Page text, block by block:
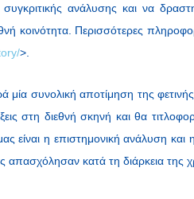
συγκριτικής ανάλυσης και να
κοινότητα. Περισσότερες
>.
μία συνολική αποτίμηση της
στη διεθνή σκηνή και θα
είναι η επιστημονική ανάλυση και
κατά τη διάρκεια της